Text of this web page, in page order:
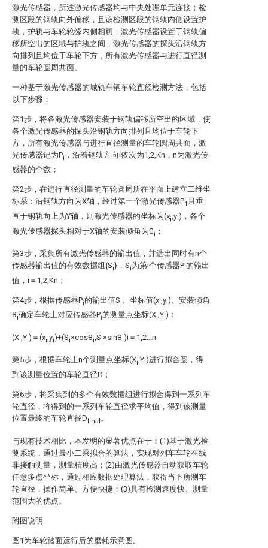
激光传感器，所述激光传感器均与中央处理单元连接；检
测区段的钢轨向外偏移，且该检测区段的钢轨内侧设置护
轨，护轨与车轮轮缘内侧相切；激光传感器设置于钢轨偏
移所空出的区域与护轨之间，激光传感器的探头沿钢轨方
向排列且均位于车轮下方，所有激光传感器与进行直径测
量的车轮圆周共面。
一种基于激光传感器的城轨车辆车轮直径检测方法，包括
以下步骤：
第1步，将各激光传感器安装于钢轨偏移所空出的区域，使
各个激光传感器的探头沿钢轨方向排列且均位于车轮下
方，所有激光传感器与进行直径测量的车轮圆周共面，激
光传感器记为Pi ，沿着钢轨方向i依次为1,2,Kn，n为激光传
感器的个数；
第2步，在进行直径测量的车轮圆周所在平面上建立二维坐
标系：沿钢轨方向为X轴，经过第一个激光传感器P1 且垂
直于钢轨向上为Y轴，则激光传感器的坐标为(xi ,yi)，各个
激光传感器探头相对于X轴的安装倾角为θi ；
第3步，采集所有激光传感器的输出值，并选出同时有n个
传感器输出值的有效数据组{Si}，Si为第i个传感器Pi的输出
值，i＝1,2,Kn；
第4步，根据传感器Pi的输出值Si 、坐标值(xi ,yi)、安装倾角
θi确定车轮上对应传感器Pi的测量点坐标(Xi,Yi)：
(Xi ,Yi)＝(xi ,yi)+(Si×cosθi ,Si×sinθi)i＝1,2…n
第5步，根据车轮上n个测量点坐标(Xi,Yi)进行拟合圆，得
到该测量位置的车轮直径D；
第6步，将采集到的多个有效数据组进行拟合得到一系列车
轮直径，将得到的一系列车轮直径求平均值，得到该测量
位置最终的车轮直径Dfinal。
与现有技术相比，本发明的显著优点在于：(1)基于激光检
测系统，通过最小二乘拟合的算法，实现对列车车轮在线
非接触测量，测量精度高；(2)由激光传感器自动获取车轮
任意多点坐标，通过相应数据处理算法，获得当下所测车
轮直径，操作简单、方便快捷；(3)具有检测速度快、测量
范围大的优点。
附图说明
图1为车轮踏面运行后的磨耗示意图。